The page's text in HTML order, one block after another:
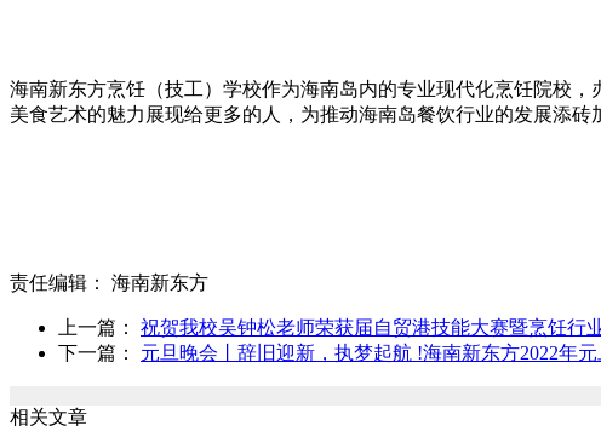
海南新东方烹饪（技工）学校作为海南岛内的专业现代化烹饪院校
美食艺术的魅力展现给更多的人，为推动海南岛餐饮行业的发展添砖
责任编辑： 海南新东方
上一篇： 祝贺我校吴钟松老师荣获届自贸港技能大赛暨烹饪行
下一篇： 元旦晚会丨辞旧迎新，执梦起航 !海南新东方2022年元
相关文章